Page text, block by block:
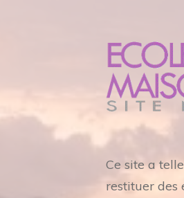
Ce site a
restituer des